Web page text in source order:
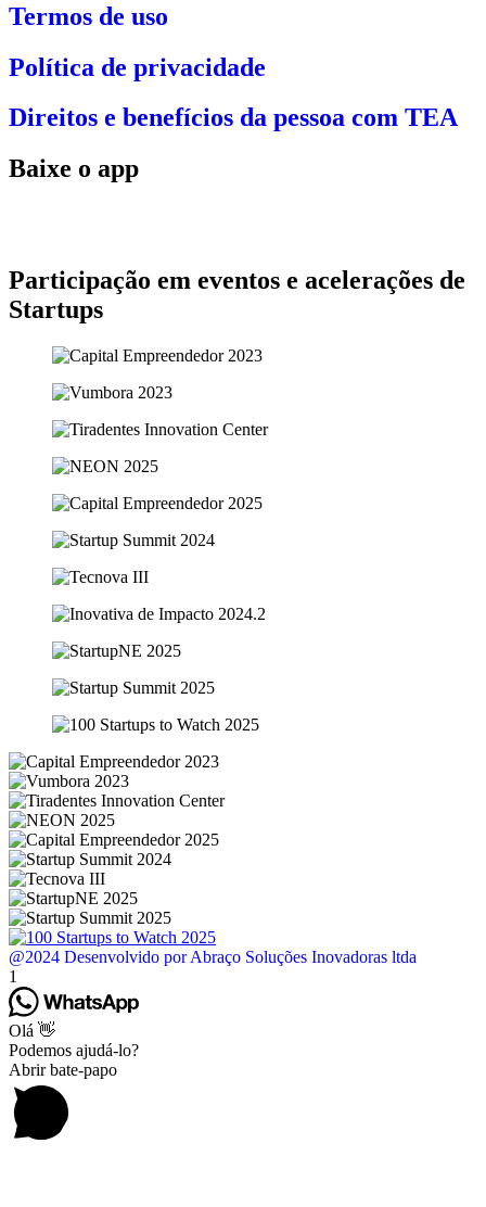
Termos de uso
Política de privacidade
Direitos e benefícios da pessoa com TEA
Baixe o app
Participação em eventos e acelerações de
Startups
@2024 Desenvolvido por Abraço Soluções Inovadoras ltda
1
Olá 👋
Podemos ajudá-lo?
Abrir bate-papo